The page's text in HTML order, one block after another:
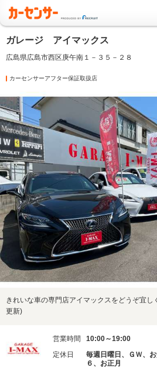
ガレージ アイマックス
広島県広島市西区庚午南１－３５－２８
カーセンサーアフター保証取扱店
きれいな車の専門店アイマックスをどうぞ宜
更新)
営業時間
10:00～19:00
定休日
毎週日曜日、ＧＷ、
６、お正月